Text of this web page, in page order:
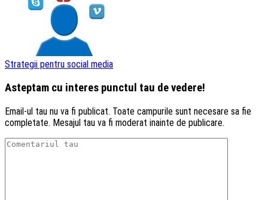
Strategii pentru social media
Asteptam cu interes punctul tau de vedere!
Email-ul tau nu va fi publicat. Toate campurile sunt necesare sa fie
completate. Mesajul tau va fi moderat inainte de publicare.